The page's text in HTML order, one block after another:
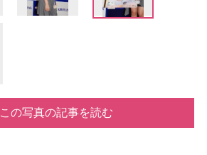
この写真の記事を読む